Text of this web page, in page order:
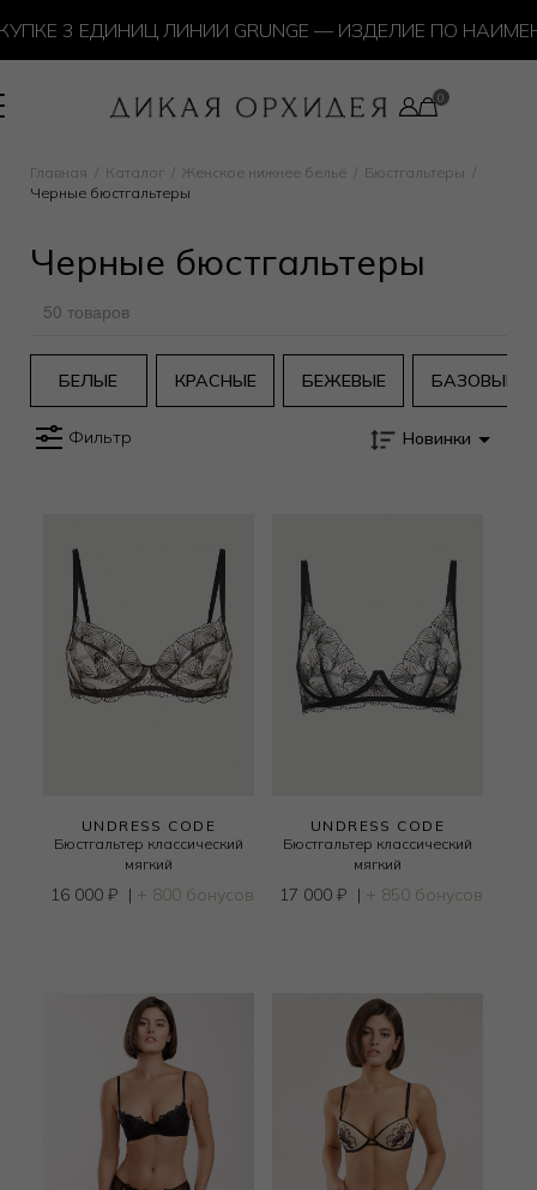
3 ЕДИНИЦ ЛИНИИ GRUNGE — ИЗДЕЛИЕ ПО
Главная Каталог Женское нижнее бельё
Бюстгальтеры
Черные бюстгальтеры
Черные бюстгальтеры
50 товаров
БЕЛЫЕ КРАСНЫЕ БЕЖЕВЫЕ БАЗОВЫЕ
Фильтр Новинки
UNDRESS CODE
Бюстгальтер классический
мягкий
16 000 ₽ | + 800 бонусов
UNDRESS CODE
Бюстгальтер классический
мягкий
17 000 ₽ | + 850 бонусов